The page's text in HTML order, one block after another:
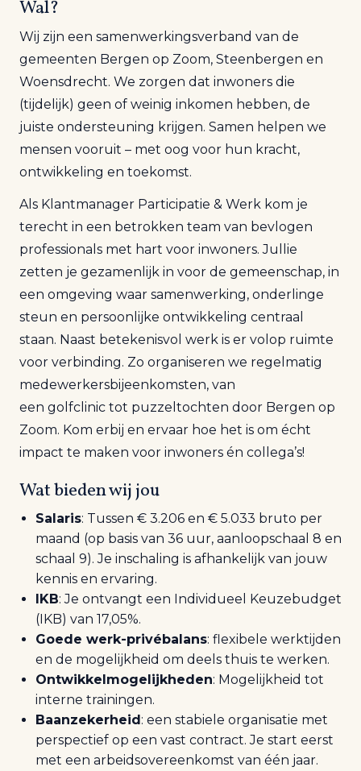
Wal?
Wij zijn een samenwerkingsverband van de
gemeenten Bergen op Zoom, Steenbergen en
Woensdrecht. We zorgen dat inwoners die
(tijdelijk) geen of weinig inkomen hebben, de
juiste ondersteuning krijgen. Samen helpen we
mensen vooruit – met oog voor hun kracht,
ontwikkeling en toekomst.
Als Klantmanager Participatie & Werk kom je
terecht in een betrokken team van bevlogen
professionals met hart voor inwoners. Jullie
zetten je gezamenlijk in voor de gemeenschap, in
een omgeving waar samenwerking, onderlinge
steun en persoonlijke ontwikkeling centraal
staan. Naast betekenisvol werk is er volop ruimte
voor verbinding. Zo organiseren we regelmatig
medewerkersbijeenkomsten, van
een golfclinic tot puzzeltochten door Bergen op
Zoom. Kom erbij en ervaar hoe het is om écht
impact te maken voor inwoners én collega’s!
Wat bieden wij jou
Salaris: Tussen € 3.206 en € 5.033 bruto per
maand (op basis van 36 uur, aanloopschaal 8 en
schaal 9). Je inschaling is afhankelijk van jouw
kennis en ervaring.
IKB: Je ontvangt een Individueel Keuzebudget
(IKB) van 17,05%.
Goede werk-privébalans: flexibele werktijden
en de mogelijkheid om deels thuis te werken.
Ontwikkelmogelijkheden: Mogelijkheid tot
interne trainingen.
Baanzekerheid: een stabiele organisatie met
perspectief op een vast contract. Je start eerst
met een arbeidsovereenkomst van één jaar.